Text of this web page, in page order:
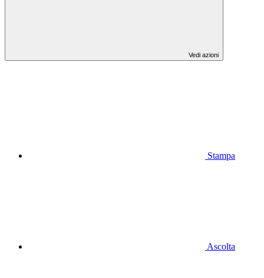
Vedi azioni
Stampa
Ascolta